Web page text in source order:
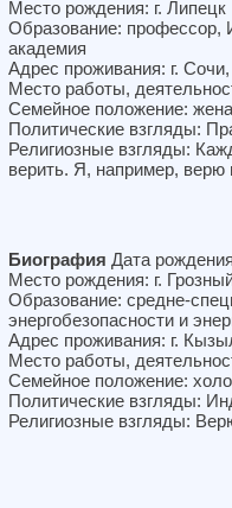
Место рождения: г. Липецк
Образование: профессор,
академия
Адрес проживания: г.
Место работы,
Семейное положение:
Политические взгляды:
Религиозные взгляды:
верить. Я, например, верю
Биография Дата
Место рождения: г.
Образование: средне-
энергобезопасности и
Адрес проживания: г.
Место работы,
Семейное положение:
Политические взгляды:
Религиозные взгляды: